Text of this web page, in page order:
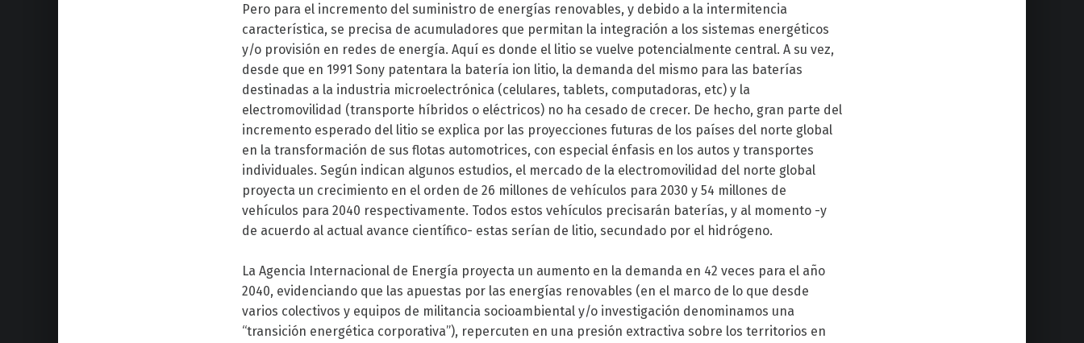
Pero para el incremento del suministro de energías renovables, y debido a la intermitencia
característica, se precisa de acumuladores que permitan la integración a los sistemas energéticos
y/o provisión en redes de energía. Aquí es donde el litio se vuelve potencialmente central. A su vez,
desde que en 1991 Sony patentara la batería ion litio, la demanda del mismo para las baterías
destinadas a la industria microelectrónica (celulares, tablets, computadoras, etc) y la
electromovilidad (transporte híbridos o eléctricos) no ha cesado de crecer. De hecho, gran parte del
incremento esperado del litio se explica por las proyecciones futuras de los países del norte global
en la transformación de sus flotas automotrices, con especial énfasis en los autos y transportes
individuales. Según indican algunos estudios, el mercado de la electromovilidad del norte global
proyecta un crecimiento en el orden de 26 millones de vehículos para 2030 y 54 millones de
vehículos para 2040 respectivamente. Todos estos vehículos precisarán baterías, y al momento -y
de acuerdo al actual avance científico- estas serían de litio, secundado por el hidrógeno.
La Agencia Internacional de Energía proyecta un aumento en la demanda en 42 veces para el año
2040, evidenciando que las apuestas por las energías renovables (en el marco de lo que desde
varios colectivos y equipos de militancia socioambiental y/o investigación denominamos una
“transición energética corporativa”), repercuten en una presión extractiva sobre los territorios en